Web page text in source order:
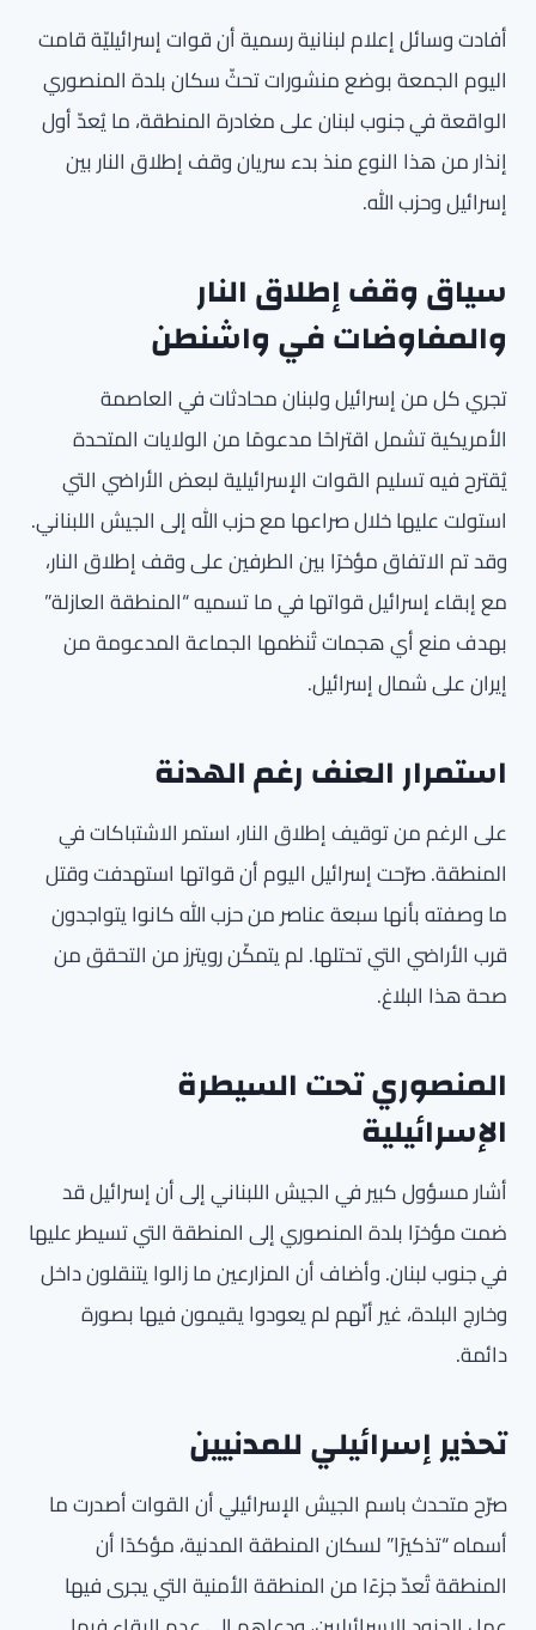
أفادت وسائل إعلام لبنانية رسمية أن قوات إسرائيليّة قامت
اليوم الجمعة بوضع منشورات تحثّ سكان بلدة المنصوري
الواقعة في جنوب لبنان على مغادرة المنطقة، ما يُعدّ أول
إنذار من هذا النوع منذ بدء سريان وقف إطلاق النار بين
إسرائيل وحزب الله.
سياق وقف إطلاق النار
والمفاوضات في واشنطن
تجري كل من إسرائيل ولبنان محادثات في العاصمة
الأمريكية تشمل اقتراحًا مدعومًا من الولايات المتحدة
يُقترح فيه تسليم القوات الإسرائيلية لبعض الأراضي التي
استولت عليها خلال صراعها مع حزب الله إلى الجيش اللبناني.
وقد تم الاتفاق مؤخرًا بين الطرفين على وقف إطلاق النار،
مع إبقاء إسرائيل قواتها في ما تسميه “المنطقة العازلة”
بهدف منع أي هجمات تُنظمها الجماعة المدعومة من
إيران على شمال إسرائيل.
استمرار العنف رغم الهدنة
على الرغم من توقيف إطلاق النار، استمر الاشتباكات في
المنطقة. صرّحت إسرائيل اليوم أن قواتها استهدفت وقتل
ما وصفته بأنها سبعة عناصر من حزب الله كانوا يتواجدون
قرب الأراضي التي تحتلها. لم يتمكّن رويترز من التحقق من
صحة هذا البلاغ.
المنصوري تحت السيطرة
الإسرائيلية
أشار مسؤول كبير في الجيش اللبناني إلى أن إسرائيل قد
ضمت مؤخرًا بلدة المنصوري إلى المنطقة التي تسيطر عليها
في جنوب لبنان. وأضاف أن المزارعين ما زالوا يتنقلون داخل
وخارج البلدة، غير أنّهم لم يعودوا يقيمون فيها بصورة
دائمة.
تحذير إسرائيلي للمدنيين
صرّح متحدث باسم الجيش الإسرائيلي أن القوات أصدرت ما
أسماه “تذكيرًا” لسكان المنطقة المدنية، مؤكدًا أن
المنطقة تُعدّ جزءًا من المنطقة الأمنية التي يجرى فيها